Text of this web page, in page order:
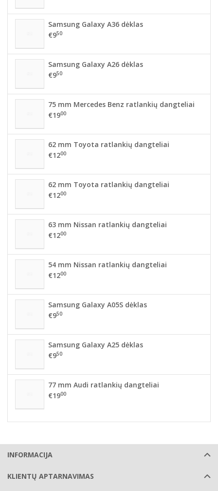
Samsung Galaxy A36 dėklas
€950
Samsung Galaxy A26 dėklas
€950
75 mm Mercedes Benz ratlankių dangteliai
€1900
62 mm Toyota ratlankių dangteliai
€1200
62 mm Toyota ratlankių dangteliai
€1200
63 mm Nissan ratlankių dangteliai
€1200
54 mm Nissan ratlankių dangteliai
€1200
Samsung Galaxy A05S dėklas
€950
Samsung Galaxy A25 dėklas
€950
77 mm Audi ratlankių dangteliai
€1900
INFORMACIJA
KLIENTŲ APTARNAVIMAS